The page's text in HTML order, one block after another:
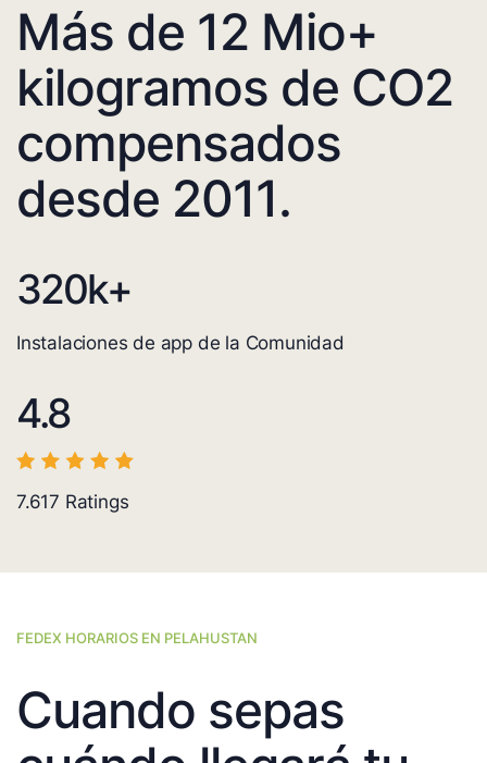
Más de 12 Mio+
kilogramos de CO2
compensados
desde 2011.
320k+
Instalaciones de app de la Comunidad
4.8
7.617 Ratings
FEDEX HORARIOS EN PELAHUSTAN
Cuando sepas